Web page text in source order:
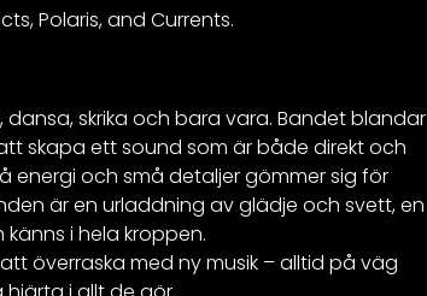
Polaris, and Currents.
skrika och bara vara. Bandet blandar
skapa ett sound som är både direkt och
och små detaljer gömmer sig för
är en urladdning av glädje och svett, en
i hela kroppen.
överraska med ny musik – alltid på väg